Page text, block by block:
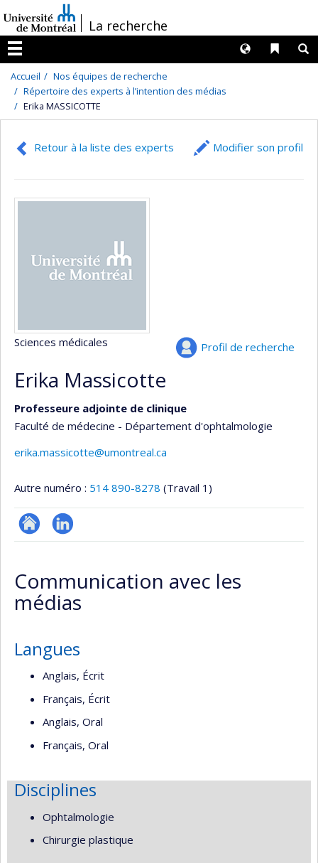
au
contenu
/La recherche
Menu
Liens
Langues
Accueil
Nos équipes de recherche
Répertoire des experts à l’intention des médias
Erika MASSICOTTE
Retour à la liste des experts Modifier son profil
Profil de recherche
Sciences médicales
Erika Massicotte
Professeure adjointe de clinique
Faculté de médecine - Département d'ophtalmologie
erika.massicotte@umontreal.ca
Autre numéro : 514 890-8278 (Travail 1)
ResearchGate
LinkedIn
Communication avec les
médias
Langues
Anglais, Écrit
Français, Écrit
Anglais, Oral
Français, Oral
Disciplines
Ophtalmologie
Chirurgie plastique